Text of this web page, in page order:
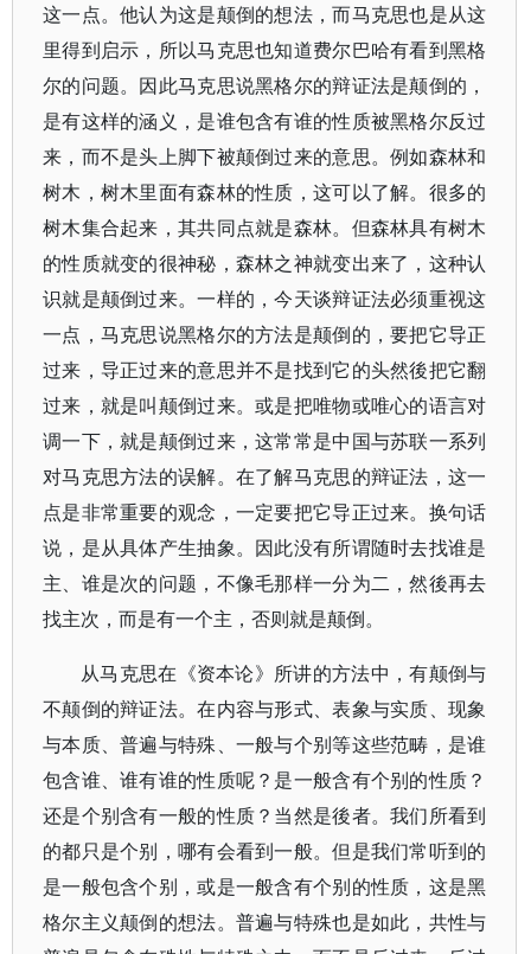
这一点。他认为这是颠倒的想法，而马克思也是从这
里得到启示，所以马克思也知道费尔巴哈有看到黑格
尔的问题。因此马克思说黑格尔的辩证法是颠倒的，
是有这样的涵义，是谁包含有谁的性质被黑格尔反过
来，而不是头上脚下被颠倒过来的意思。例如森林和
树木，树木里面有森林的性质，这可以了解。很多的
树木集合起来，其共同点就是森林。但森林具有树木
的性质就变的很神秘，森林之神就变出来了，这种认
识就是颠倒过来。一样的，今天谈辩证法必须重视这
一点，马克思说黑格尔的方法是颠倒的，要把它导正
过来，导正过来的意思并不是找到它的头然後把它翻
过来，就是叫颠倒过来。或是把唯物或唯心的语言对
调一下，就是颠倒过来，这常常是中国与苏联一系列
对马克思方法的误解。在了解马克思的辩证法，这一
点是非常重要的观念，一定要把它导正过来。换句话
说，是从具体产生抽象。因此没有所谓随时去找谁是
主、谁是次的问题，不像毛那样一分为二，然後再去
找主次，而是有一个主，否则就是颠倒。
从马克思在《资本论》所讲的方法中，有颠倒与
不颠倒的辩证法。在内容与形式、表象与实质、现象
与本质、普遍与特殊、一般与个别等这些范畴，是谁
包含谁、谁有谁的性质呢？是一般含有个别的性质？
还是个别含有一般的性质？当然是後者。我们所看到
的都只是个别，哪有会看到一般。但是我们常听到的
是一般包含个别，或是一般含有个别的性质，这是黑
格尔主义颠倒的想法。普遍与特殊也是如此，共性与